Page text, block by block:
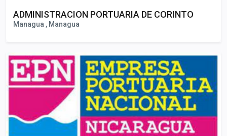
ADMINISTRACION PORTUARIA DE CORINTO
Managua , Managua